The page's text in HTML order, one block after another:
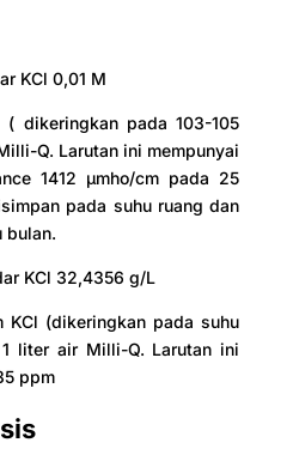
KCl 0,01 M
dikeringkan pada 103-105
Q. Larutan ini mempunyai
1412 µmho/cm pada 25
pada suhu ruang dan
bulan.
KCl 32,4356 g/L
KCl (dikeringkan pada suhu
liter air Milli-Q. Larutan ini
ppm